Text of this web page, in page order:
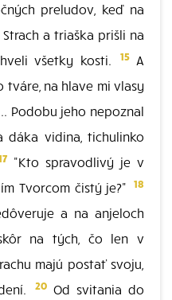
preludov, keď na
Strach a triaška prišli na
všetky kosti.
15A
na hlave mi vlasy
Podobu jeho nepoznal
dáka vidina, tichulinko
"Kto spravodlivý je v
Tvorcom čistý je?" 18
a na anjeloch
na tých, čo len v
majú postať svoju,
20 Od svitania do